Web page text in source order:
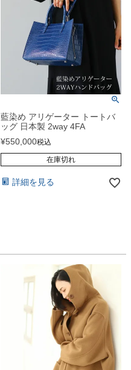
藍染め アリゲーター トートバ
ッグ 日本製 2way 4FA
¥550,000税込
在庫切れ
詳細を見る